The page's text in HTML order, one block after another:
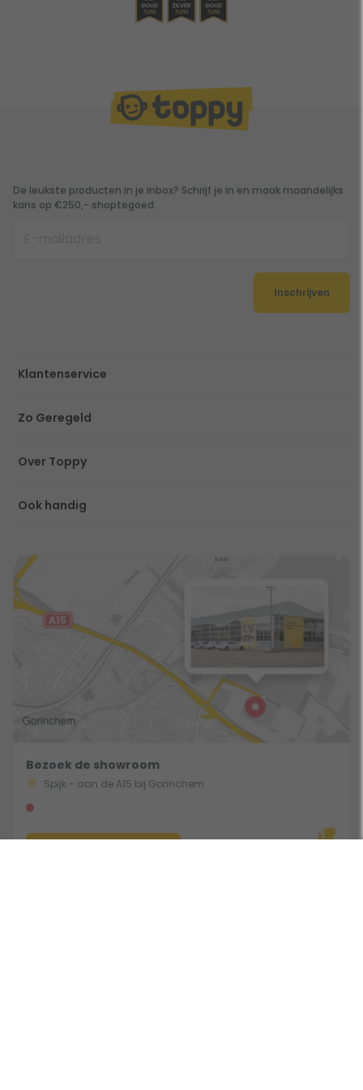
De leukste producten in je inbox? Schrijf je in en maak maandelijks
kans op €250,- shoptegoed.
Inschrijven
Klantenservice
Zo Geregeld
Over Toppy
Ook handig
Bezoek de showroom
Spijk - aan de A15 bij Gorinchem